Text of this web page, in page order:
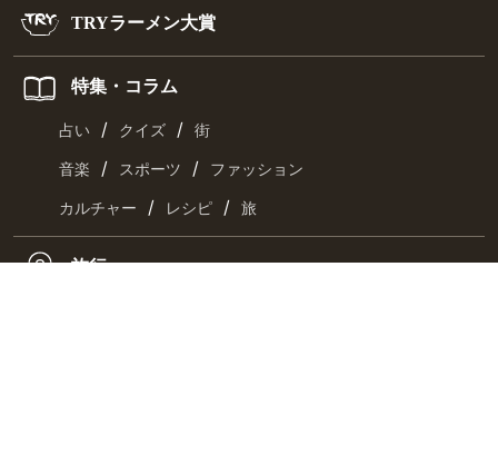
TRYラーメン大賞
特集・コラム
占い / クイズ / 街
音楽 / スポーツ / ファッション
カルチャー / レシピ / 旅
旅行